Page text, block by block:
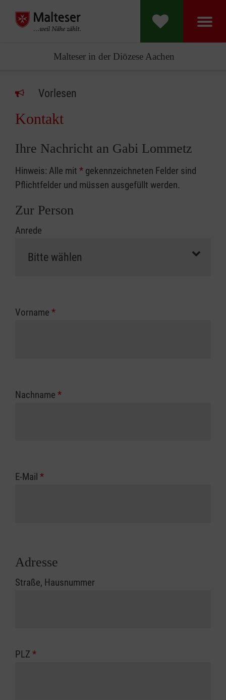
Malteser in der Diözese Aachen
Vorlesen
Kontakt
Ihre Nachricht an Gabi Lommetz
Hinweis: Alle mit * gekennzeichneten Felder sind
Pflichtfelder und müssen ausgefüllt werden.
Zur Person
Anrede
Vorname *
Nachname *
E-Mail *
Adresse
Straße, Hausnummer
PLZ *